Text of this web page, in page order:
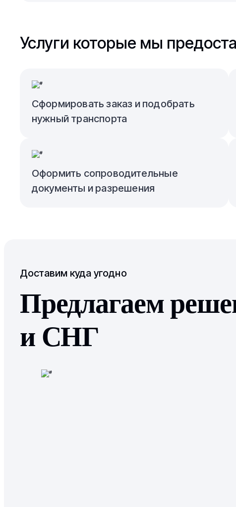
Услуги которые мы
Сформировать заказ и подобрать
нужный транспорта
Оформить сопроводительные
документы и разрешения
Доставим куда угодно
Предлагаем
и СНГ